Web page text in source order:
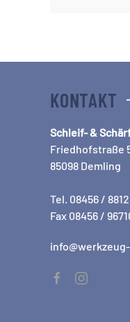
KONTAKT
Schleif- &
Friedhofstraße
85098 Demling
Tel. 08456 / 8812
Fax 08456 /